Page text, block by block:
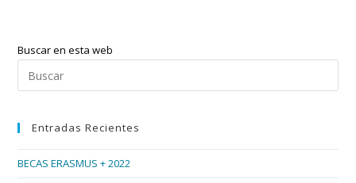
Se
Se
Vigo
Buscar en esta web
Entradas Recientes
BECAS ERASMUS + 2022